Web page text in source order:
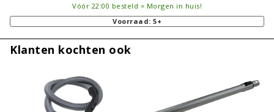
Vóór 22:00 besteld = Morgen in huis!
Voorraad: 5+
Klanten kochten ook